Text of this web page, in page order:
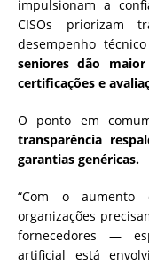
impulsionam a
CISOs priorizam
desempenho
seniores dão
certificações e
O ponto em
transparência
garantias genéricas.
“Com o aumento
organizações
fornecedores —
artificial está